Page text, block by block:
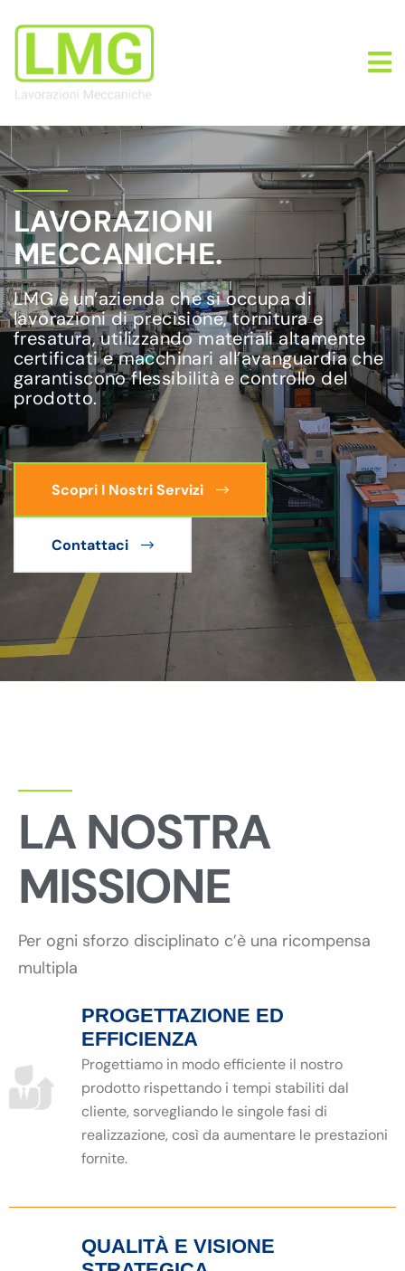
LAVORAZIONI
MECCANICHE.
LMG è un’azienda che si occupa di
lavorazioni di precisione, tornitura e
fresatura, utilizzando materiali altamente
certificati e macchinari all’avanguardia che
garantiscono flessibilità e controllo del
prodotto.
Scopri I Nostri Servizi
Contattaci
LA NOSTRA
MISSIONE
Per ogni sforzo disciplinato c’è una ricompensa
multipla
PROGETTAZIONE ED
EFFICIENZA
Progettiamo in modo efficiente il nostro
prodotto rispettando i tempi stabiliti dal
cliente, sorvegliando le singole fasi di
realizzazione, così da aumentare le prestazioni
fornite.
QUALITÀ E VISIONE